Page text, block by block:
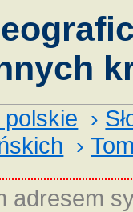
›
›
adresem